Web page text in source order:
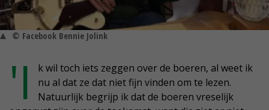
© Facebook Bennie Jolink
'I
k wil toch iets zeggen over de boeren, al weet ik
nu al dat ze dat niet fijn vinden om te lezen.
Natuurlijk begrijp ik dat de boeren vreselijk